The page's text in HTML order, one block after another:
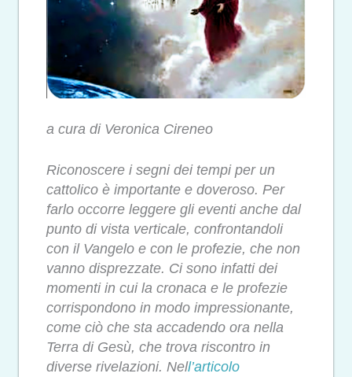
a cura di Veronica Cireneo
Riconoscere i segni dei tempi per un
cattolico è importante e doveroso. Per
farlo occorre leggere gli eventi anche dal
punto di vista verticale, confrontandoli
con il Vangelo e con le profezie, che non
vanno disprezzate. Ci sono infatti dei
momenti in cui la cronaca e le profezie
corrispondono in modo impressionante,
come ciò che sta accadendo ora nella
Terra di Gesù, che trova riscontro in
diverse rivelazioni. Nell’articolo